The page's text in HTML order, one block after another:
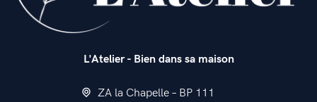
L'Atelier - Bien dans sa maison
ZA la Chapelle – BP 111